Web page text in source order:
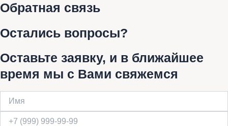
Обратная связь
Остались вопросы?
Оставьте заявку, и в ближайшее
время мы с Вами свяжемся